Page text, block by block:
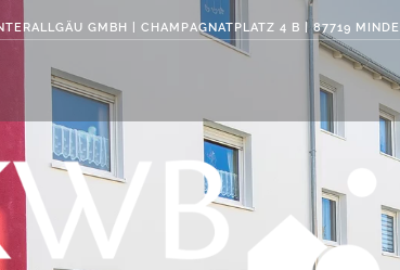
GMBH | CHAMPAGNATPLATZ 4 B | 87719